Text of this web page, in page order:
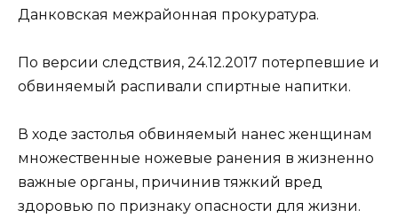
Данковская межрайонная прокуратура.
По версии следствия, 24.12.2017 потерпевшие и
обвиняемый распивали спиртные напитки.
В ходе застолья обвиняемый нанес женщинам
множественные ножевые ранения в жизненно
важные органы, причинив тяжкий вред
здоровью по признаку опасности для жизни.